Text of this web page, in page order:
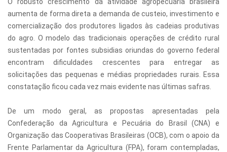
aumenta de forma direta a demanda de custeio, investimento e
comercialização dos produtores ligados às cadeias produtivas
do agro. O modelo das tradicionais operações de crédito rural
sustentadas por fontes subsidias oriundas do governo federal
encontram dificuldades crescentes para entregar as
solicitações das pequenas e médias propriedades rurais. Essa
constatação ficou cada vez mais evidente nas últimas safras.
De um modo geral, as propostas apresentadas pela
Confederação da Agricultura e Pecuária do Brasil (CNA) e
Organização das Cooperativas Brasileiras (OCB), com o apoio da
Frente Parlamentar da Agricultura (FPA), foram contempladas,